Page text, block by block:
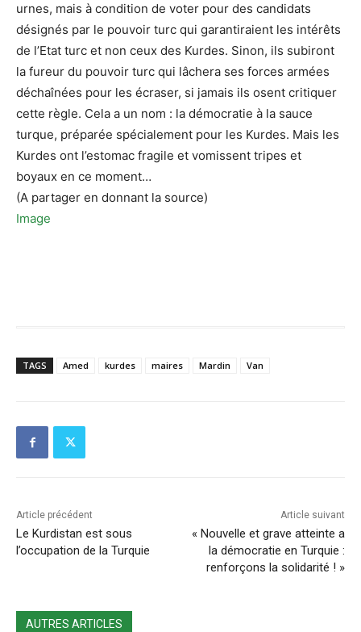
urnes, mais à condition de voter pour des candidats
désignés par le pouvoir turc qui garantiraient les intérêts
de l’Etat turc et non ceux des Kurdes. Sinon, ils subiront
la fureur du pouvoir turc qui lâchera ses forces armées
déchaînées pour les écraser, si jamais ils osent critiquer
cette règle. Cela a un nom : la démocratie à la sauce
turque, préparée spécialement pour les Kurdes. Mais les
Kurdes ont l’estomac fragile et vomissent tripes et
boyaux en ce moment…
(A partager en donnant la source)
Image
TAGS Amed kurdes maires Mardin Van
Article précédent
Le Kurdistan est sous
l’occupation de la Turquie
Article suivant
« Nouvelle et grave atteinte a
la démocratie en Turquie :
renforçons la solidarité ! »
AUTRES ARTICLES